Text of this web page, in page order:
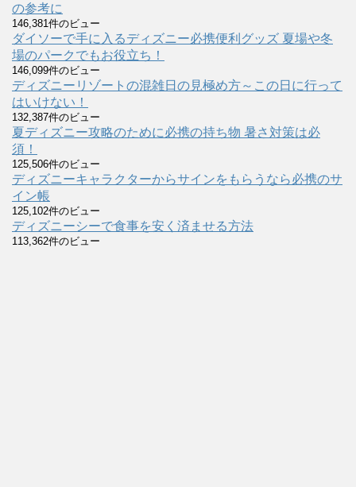
の参考に
146,381件のビュー
ダイソーで手に入るディズニー必携便利グッズ 夏場や冬
場のパークでもお役立ち！
146,099件のビュー
ディズニーリゾートの混雑日の見極め方～この日に行って
はいけない！
132,387件のビュー
夏ディズニー攻略のために必携の持ち物 暑さ対策は必
須！
125,506件のビュー
ディズニーキャラクターからサインをもらうなら必携のサ
イン帳
125,102件のビュー
ディズニーシーで食事を安く済ませる方法
113,362件のビュー